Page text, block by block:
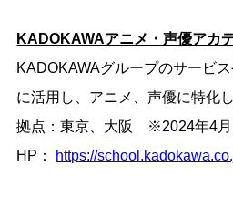
KADOKAWAアニメ・声優アカ
KADOKAWAグループのサービ
に活用し、アニメ、声優に特化
拠点：東京、大阪 ※2024年4月
HP： https://